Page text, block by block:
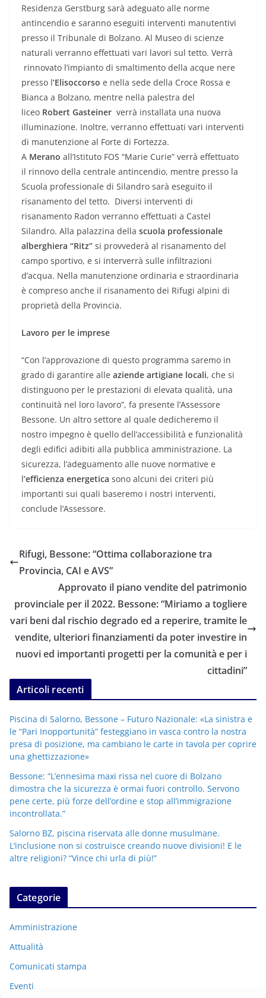
Residenza Gerstburg sarà adeguato alle norme
antincendio e saranno eseguiti interventi manutentivi
presso il Tribunale di Bolzano. Al Museo di scienze
naturali verranno effettuati vari lavori sul tetto. Verrà
rinnovato l’impianto di smaltimento della acque nere
presso l’Elisoccorso e nella sede della Croce Rossa e
Bianca a Bolzano, mentre nella palestra del
liceo Robert Gasteiner verrà installata una nuova
illuminazione. Inoltre, verranno effettuati vari interventi
di manutenzione al Forte di Fortezza.
A Merano all’Istituto FOS “Marie Curie” verrà effettuato
il rinnovo della centrale antincendio, mentre presso la
Scuola professionale di Silandro sarà eseguito il
risanamento del tetto. Diversi interventi di
risanamento Radon verranno effettuati a Castel
Silandro. Alla palazzina della scuola professionale
alberghiera “Ritz” si provvederà al risanamento del
campo sportivo, e si interverrà sulle infiltrazioni
d’acqua. Nella manutenzione ordinaria e straordinaria
è compreso anche il risanamento dei Rifugi alpini di
proprietà della Provincia.
Lavoro per le imprese
“Con l’approvazione di questo programma saremo in
grado di garantire alle aziende artigiane locali, che si
distinguono per le prestazioni di elevata qualità, una
continuità nel loro lavoro”, fa presente l’Assessore
Bessone. Un altro settore al quale dedicheremo il
nostro impegno è quello dell’accessibilità e funzionalità
degli edifici adibiti alla pubblica amministrazione. La
sicurezza, l’adeguamento alle nuove normative e
l’efficienza energetica sono alcuni dei criteri più
importanti sui quali baseremo i nostri interventi,
conclude l’Assessore.
Rifugi, Bessone: “Ottima collaborazione tra
Provincia, CAI e AVS”
Approvato il piano vendite del patrimonio
provinciale per il 2022. Bessone: “Miriamo a togliere
vari beni dal rischio degrado ed a reperire, tramite le
vendite, ulteriori finanziamenti da poter investire in
nuovi ed importanti progetti per la comunità e per i
cittadini”
Articoli recenti
Piscina di Salorno, Bessone – Futuro Nazionale: «La sinistra e
le “Pari Inopportunità” festeggiano in vasca contro la nostra
presa di posizione, ma cambiano le carte in tavola per coprire
una ghettizzazione»
Bessone: “L’ennesima maxi rissa nel cuore di Bolzano
dimostra che la sicurezza è ormai fuori controllo. Servono
pene certe, più forze dell’ordine e stop all’immigrazione
incontrollata.”
Salorno BZ, piscina riservata alle donne musulmane.
L’inclusione non si costruisce creando nuove divisioni! E le
altre religioni? “Vince chi urla di più!”
Categorie
Amministrazione
Attualità
Comunicati stampa
Eventi